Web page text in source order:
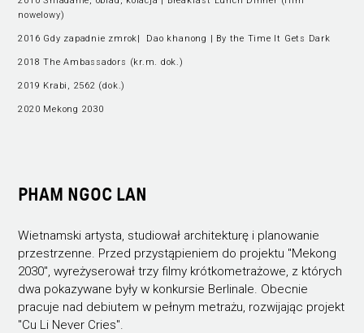
nowelowy)
2016 Gdy zapadnie zmrok| Dao khanong | By the Time It Gets Dark
2018 The Ambassadors (kr.m. dok.)
2019 Krabi, 2562 (dok.)
2020 Mekong 2030
PHAM NGOC LAN
Wietnamski artysta, studiował architekturę i planowanie
przestrzenne. Przed przystąpieniem do projektu "Mekong
2030", wyreżyserował trzy filmy krótkometrażowe, z których
dwa pokazywane były w konkursie Berlinale. Obecnie
pracuje nad debiutem w pełnym metrażu, rozwijając projekt
"Cu Li Never Cries".